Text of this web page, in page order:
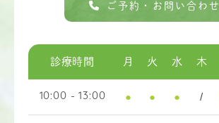
ご予約・お問い合わせ
診療時間 月 火 水 木
10:00 - 13:00 ● ● ● /